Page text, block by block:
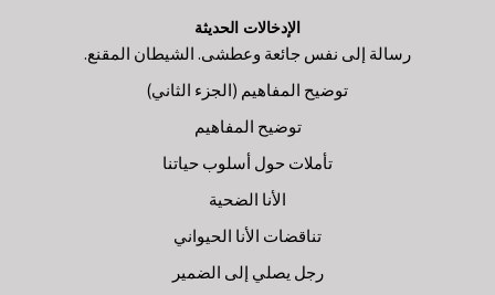
الإدخالات الحديثة
رسالة إلى نفس جائعة وعطشى. الشيطان المقنع.
توضيح المفاهيم (الجزء الثاني)
توضيح المفاهيم
تأملات حول أسلوب حياتنا
الأنا الضحية
تناقضات الأنا الحيواني
رجل يصلي إلى الضمير